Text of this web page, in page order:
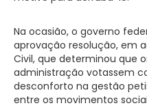
Na ocasião, o governo
aprovação resolução, em
Civil, que determinou que
administração votassem
desconforto na gestão
entre os movimentos